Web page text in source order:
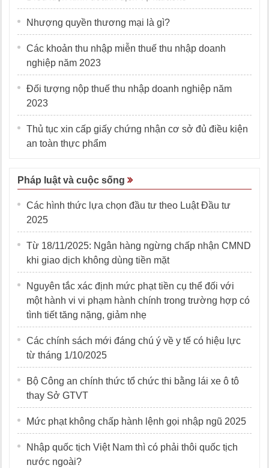
Nhượng quyền thương mại là gì?
Các khoản thu nhập miễn thuế thu nhập doanh
nghiệp năm 2023
Đối tượng nộp thuế thu nhập doanh nghiệp năm
2023
Thủ tục xin cấp giấy chứng nhận cơ sở đủ điều kiện
an toàn thực phẩm
Pháp luật và cuộc sống
Các hình thức lựa chọn đầu tư theo Luật Đầu tư
2025
Từ 18/11/2025: Ngân hàng ngừng chấp nhận CMND
khi giao dịch không dùng tiền mặt
Nguyên tắc xác định mức phạt tiền cụ thể đối với
một hành vi vi phạm hành chính trong trường hợp có
tình tiết tăng nặng, giảm nhẹ
Các chính sách mới đáng chú ý về y tế có hiệu lực
từ tháng 1/10/2025
Bộ Công an chính thức tổ chức thi bằng lái xe ô tô
thay Sở GTVT
Mức phạt không chấp hành lệnh gọi nhập ngũ 2025
Nhập quốc tịch Việt Nam thì có phải thôi quốc tịch
nước ngoài?